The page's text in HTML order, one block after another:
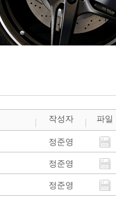
작성자 파일
정준영
정준영
정준영